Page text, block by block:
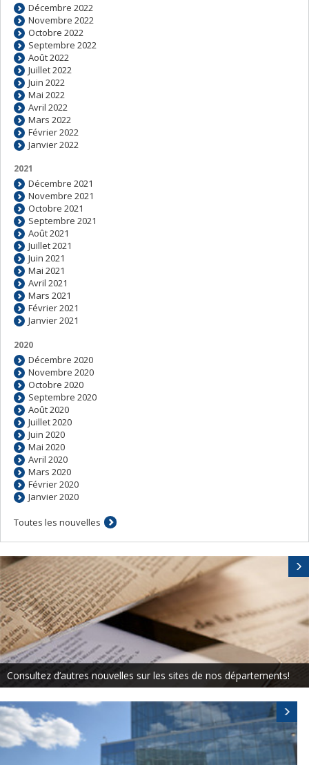
Décembre 2022
Novembre 2022
Octobre 2022
Septembre 2022
Août 2022
Juillet 2022
Juin 2022
Mai 2022
Avril 2022
Mars 2022
Février 2022
Janvier 2022
2021
Décembre 2021
Novembre 2021
Octobre 2021
Septembre 2021
Août 2021
Juillet 2021
Juin 2021
Mai 2021
Avril 2021
Mars 2021
Février 2021
Janvier 2021
2020
Décembre 2020
Novembre 2020
Octobre 2020
Septembre 2020
Août 2020
Juillet 2020
Juin 2020
Mai 2020
Avril 2020
Mars 2020
Février 2020
Janvier 2020
Toutes les nouvelles
Consultez d’autres nouvelles sur les sites de nos départements!